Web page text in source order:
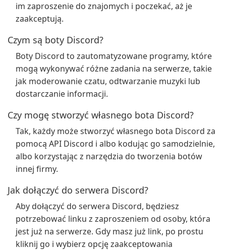
im zaproszenie do znajomych i poczekać, aż je
zaakceptują.
Czym są boty Discord?
Boty Discord to zautomatyzowane programy, które
mogą wykonywać różne zadania na serwerze, takie
jak moderowanie czatu, odtwarzanie muzyki lub
dostarczanie informacji.
Czy mogę stworzyć własnego bota Discord?
Tak, każdy może stworzyć własnego bota Discord za
pomocą API Discord i albo kodując go samodzielnie,
albo korzystając z narzędzia do tworzenia botów
innej firmy.
Jak dołączyć do serwera Discord?
Aby dołączyć do serwera Discord, będziesz
potrzebować linku z zaproszeniem od osoby, która
jest już na serwerze. Gdy masz już link, po prostu
kliknij go i wybierz opcję zaakceptowania